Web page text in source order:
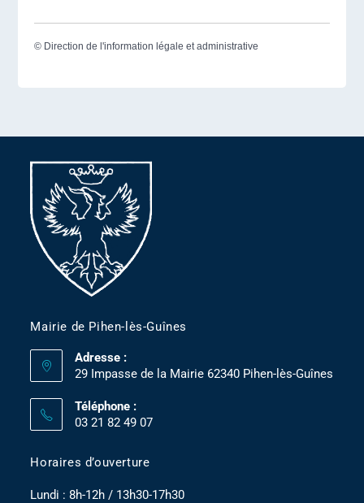
© Direction de l'information légale et administrative
Mairie de Pihen-lès-Guînes
Adresse :
29 Impasse de la Mairie 62340 Pihen-lès-Guînes
Téléphone :
03 21 82 49 07
Horaires d’ouverture
Lundi : 8h-12h / 13h30-17h30